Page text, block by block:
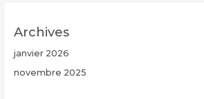
Archives
janvier 2026
novembre 2025